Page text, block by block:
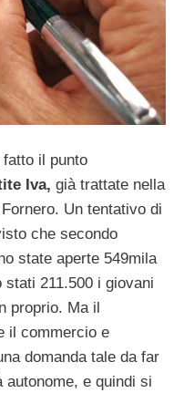
fatto il punto
Iva, già trattate nella
Un tentativo di
che secondo
state aperte 549mila
211.500 i giovani
proprio. Ma il
il commercio e
domanda tale da far
autonome, e quindi si